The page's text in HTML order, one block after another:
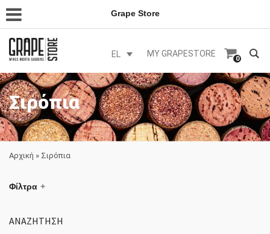
Grape Store
EL MY GRAPESTORE
0
Σιρόπια
Αρχική » Σιρόπια
Φίλτρα
ΑΝΑΖΗΤΗΣΗ